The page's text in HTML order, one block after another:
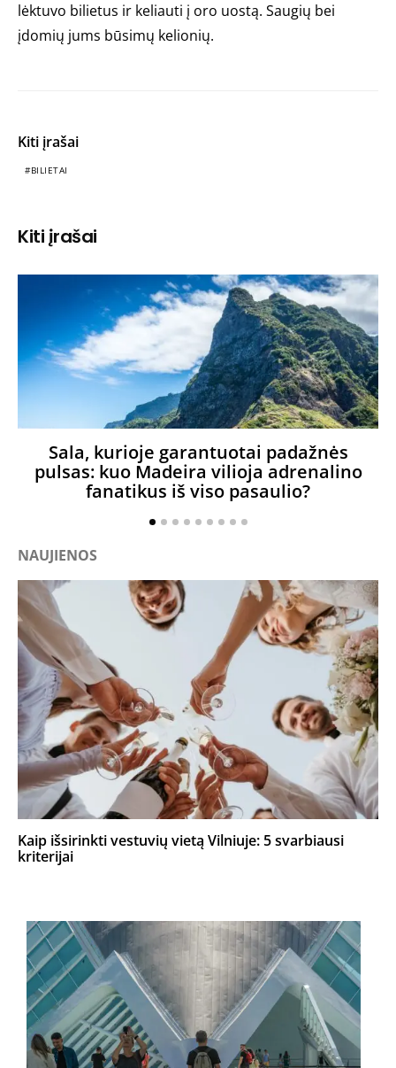
lėktuvo bilietus ir keliauti į oro uostą. Saugių bei
įdomių jums būsimų kelionių.
Kiti įrašai
BILIETAI
Kiti įrašai
Sala, kurioje garantuotai padažnės
pulsas: kuo Madeira vilioja adrenalino
fanatikus iš viso pasaulio?
NAUJIENOS
Kaip išsirinkti vestuvių vietą Vilniuje: 5 svarbiausi
kriterijai